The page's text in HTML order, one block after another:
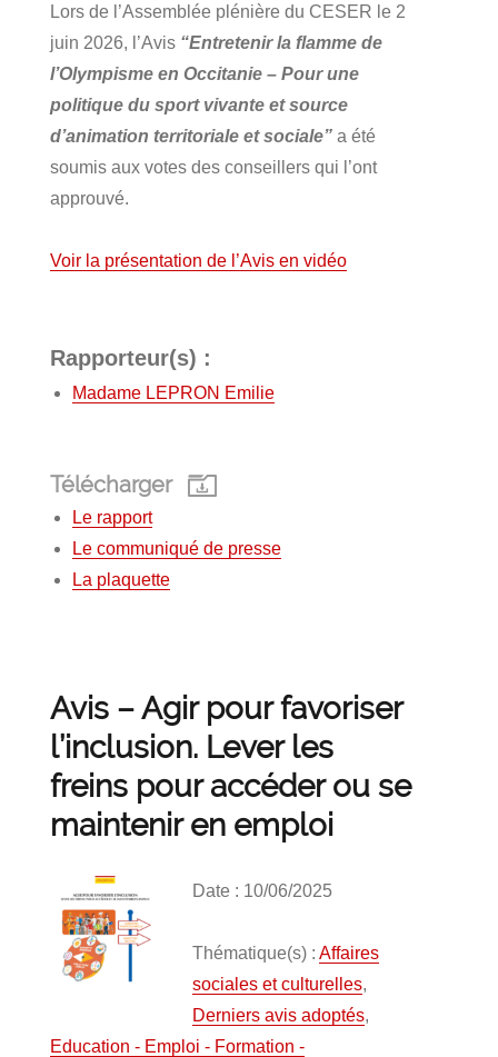
Lors de l’Assemblée plénière du CESER le 2
juin 2026, l’Avis “Entretenir la flamme de
l’Olympisme en Occitanie – Pour une
politique du sport vivante et source
d’animation territoriale et sociale” a été
soumis aux votes des conseillers qui l’ont
approuvé.
Voir la présentation de l’Avis en vidéo
Rapporteur(s) :
Madame LEPRON Emilie
Télécharger
Le rapport
Le communiqué de presse
La plaquette
Avis – Agir pour favoriser
l’inclusion. Lever les
freins pour accéder ou se
maintenir en emploi
Date : 10/06/2025
Thématique(s) : Affaires
sociales et culturelles,
Derniers avis adoptés,
Education - Emploi - Formation -